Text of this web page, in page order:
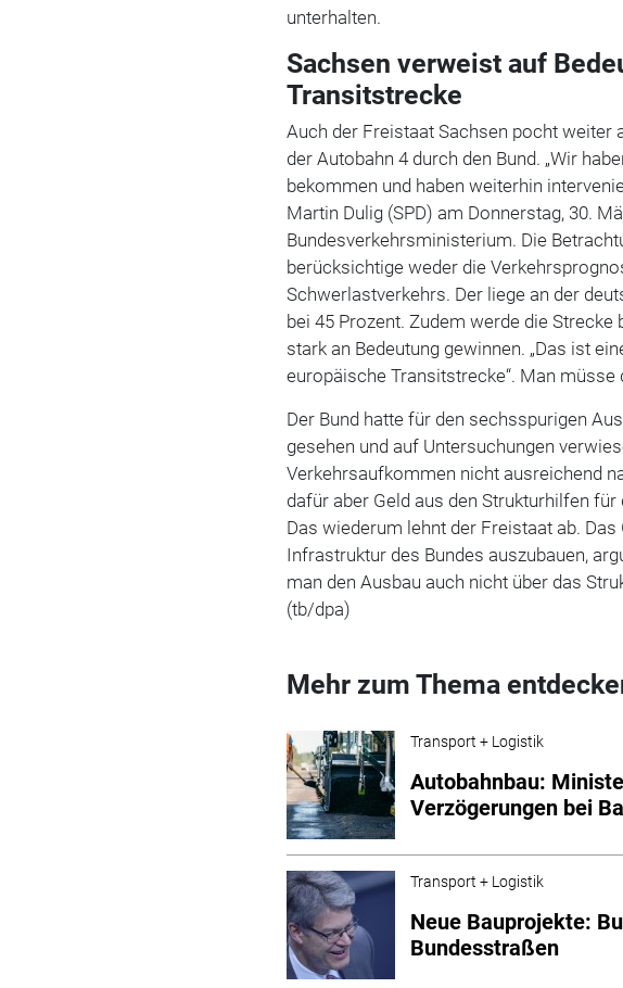
unterhalten.
Sachsen verweist auf
Transitstrecke
Auch der Freistaat Sachsen pocht weiter
der Autobahn 4 durch den Bund. „Wir
bekommen und haben weiterhin
Martin Dulig (SPD) am Donnerstag, 30.
Bundesverkehrsministerium. Die
berücksichtige weder die
Schwerlastverkehrs. Der liege an der
bei 45 Prozent. Zudem werde die
stark an Bedeutung gewinnen. „Das ist
europäische Transitstrecke“. Man müsse
Der Bund hatte für den sechsspurigen
gesehen und auf Untersuchungen
Verkehrsaufkommen nicht ausreichend
dafür aber Geld aus den Strukturhilfen
Das wiederum lehnt der Freistaat ab.
Infrastruktur des Bundes auszubauen,
man den Ausbau auch nicht über das
(tb/dpa)
Mehr zum Thema
Transport + Logistik
Autobahnbau:
Verzögerungen bei
Transport + Logistik
Neue Bauprojekte:
Bundesstraßen